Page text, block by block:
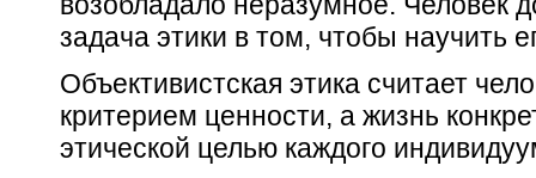
задача этики в том, чтобы научить
Объективистская этика считает
критерием ценности, а жизнь
этической целью каждого